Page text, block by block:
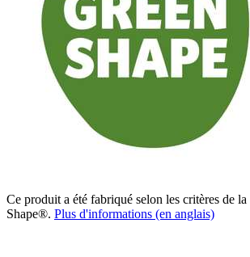
Ce produit a été fabriqué selon les critères de
Shape®. Plus d'informations (en anglais)